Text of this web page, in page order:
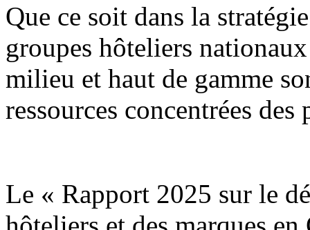
Que ce soit dans la
groupes hôteliers
milieu et haut de gamme
ressources concentrées
Le « Rapport 2025 sur le